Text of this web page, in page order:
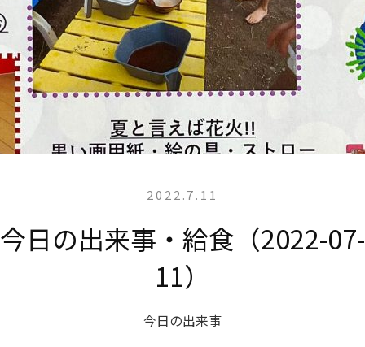
2022.7.11
今日の出来事・給食（2022-07-
11）
今日の出来事